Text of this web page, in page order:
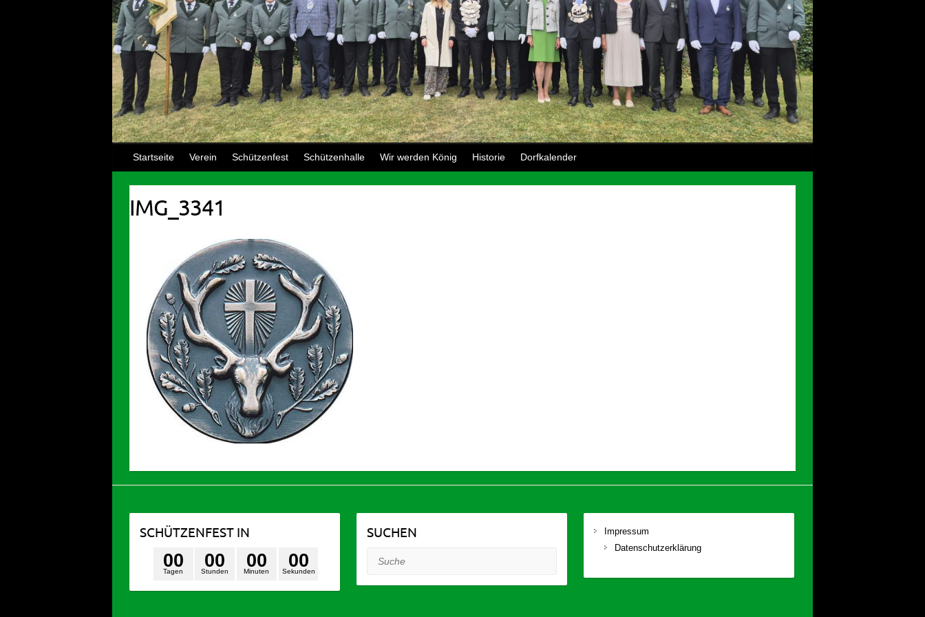
Startseite Verein Schützenfest Schützenhalle Wir werden König Historie Dorfkalender
IMG_3341
SCHÜTZENFEST IN
Tagen
00
Stunden
00
Minuten
00
Sekunden
00
SUCHEN
Suche
Impressum
Datenschutzerklärung